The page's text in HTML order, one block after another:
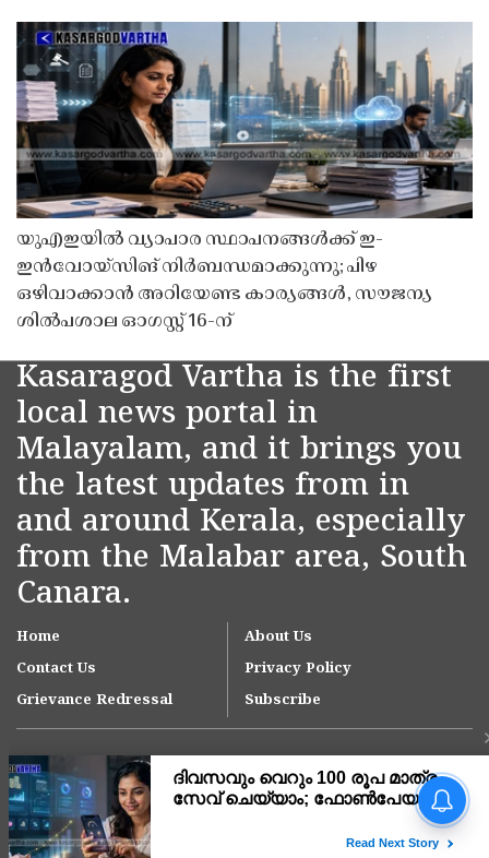
യുഎഇയിൽ വ്യാപാര സ്ഥാപനങ്ങൾക്ക് ഇ-
ഇൻവോയ്സിങ് നിർബന്ധമാക്കുന്നു; പിഴ
ഒഴിവാക്കാൻ അറിയേണ്ട കാര്യങ്ങൾ, സൗജന്യ
ശിൽപശാല ഓഗസ്റ്റ് 16-ന്
Kasaragod Vartha is the first
local news portal in
Malayalam, and it brings you
the latest updates from in
and around Kerala, especially
from the Malabar area, South
Canara.
Home
About Us
Contact Us
Privacy Policy
Grievance Redressal
Subscribe